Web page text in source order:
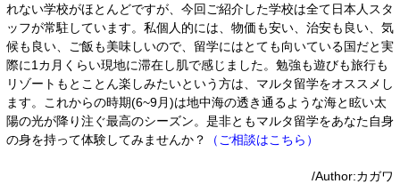
れない学校がほとんどですが、今回ご紹介した学校は全て日本人スタ
ッフが常駐しています。私個人的には、物価も安い、治安も良い、気
候も良い、ご飯も美味しいので、留学にはとても向いている国だと実
際に1カ月くらい現地に滞在し肌で感じました。勉強も遊びも旅行も
リゾートもとことん楽しみたいという方は、マルタ留学をオススメし
ます。これからの時期(6~9月)は地中海の透き通るような海と眩い太
陽の光が降り注ぐ最高のシーズン。是非ともマルタ留学をあなた自身
の身を持って体験してみませんか？
（ご相談はこちら）
/Author:カガワ